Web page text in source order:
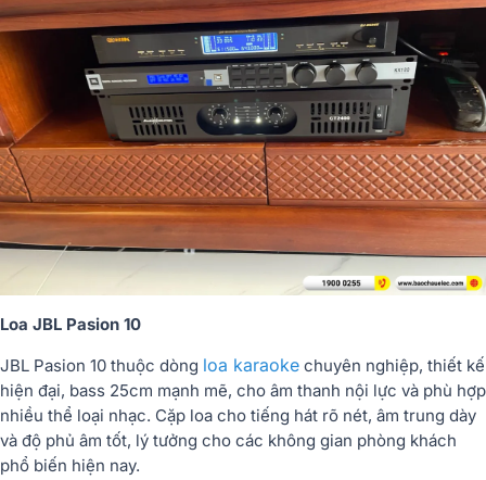
Loa JBL Pasion 10
JBL Pasion 10 thuộc dòng loa karaoke chuyên nghiệp, thiết kế
hiện đại, bass 25cm mạnh mẽ, cho âm thanh nội lực và phù hợp
nhiều thể loại nhạc. Cặp loa cho tiếng hát rõ nét, âm trung dày
và độ phủ âm tốt, lý tưởng cho các không gian phòng khách
phổ biến hiện nay.